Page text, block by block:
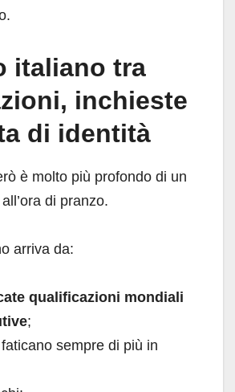
italiano tra
inchieste
di identità
è molto più profondo di un
di pranzo.
arriva da:
qualificazioni mondiali
;
sempre di più in